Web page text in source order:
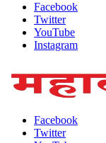
Facebook
Twitter
YouTube
Instagram
Facebook
Twitter